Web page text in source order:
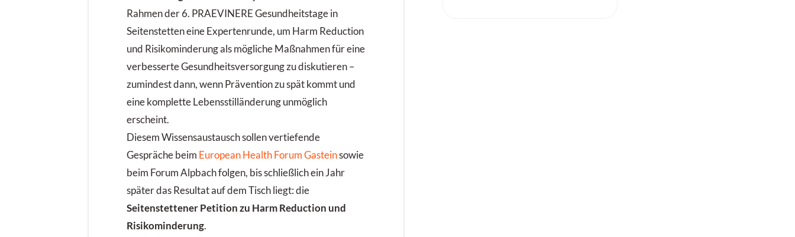
Rahmen der 6. PRAEVINERE Gesundheitstage in
Seitenstetten eine Expertenrunde, um Harm Reduction
und Risikominderung als mögliche Maßnahmen für eine
verbesserte Gesundheitsversorgung zu diskutieren –
zumindest dann, wenn Prävention zu spät kommt und
eine komplette Lebensstilländerung unmöglich
erscheint.
Diesem Wissensaustausch sollen vertiefende
Gespräche beim European Health Forum Gasteinsowie
beim Forum Alpbach folgen, bis schließlich ein Jahr
später das Resultat auf dem Tisch liegt: die
Seitenstettener Petition zu Harm Reduction und
Risikominderung.